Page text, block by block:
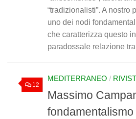
“tradizionalisti”. A nostro
uno dei nodi
che caratterizza questo
paradossale relazione
12
MEDITERRANEO /
Massimo